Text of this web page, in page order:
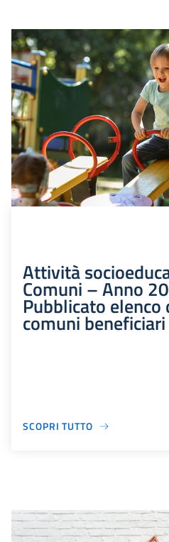
Attività
Comuni – Anno
Pubblicato
comuni beneficiari
SCOPRI TUTTO